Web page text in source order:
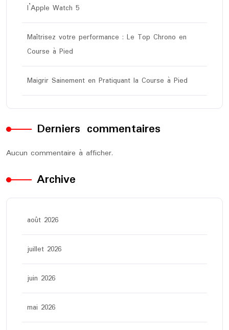
l’Apple Watch 5
Maîtrisez votre performance : Le Top Chrono en
Course à Pied
Maigrir Sainement en Pratiquant la Course à Pied
Derniers commentaires
Aucun commentaire à afficher.
Archive
août 2026
juillet 2026
juin 2026
mai 2026